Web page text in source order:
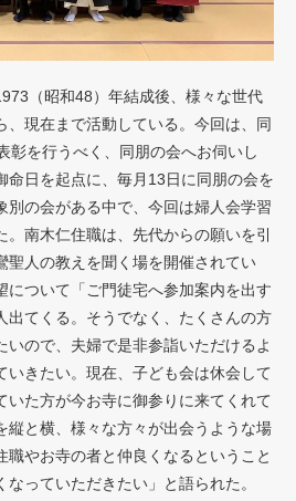
（昭和48）年結成後、様々な世代
、現在まで活動している。今回は、同
彰を行うべく、同朋の会へお伺いし
命日を起点に、毎月13日に同朋の会を
別の会がある中で、今回は婦人会学習
南木仁住職は、先代からの願いを引
聖人の教えを聞く場を開催されてい
について「ご門徒宅へ参加案内を出す
出てくる。そうでなく、たくさんの方
いので、夫婦で是非参詣いただけるよ
いきたい。現在、子ども会は休会して
いた方が今お寺に御参りに来てくれて
縦と横、様々な方々が出会うような場
職やお寺の者と仲良くなるということ
っていただきたい」と語られた。